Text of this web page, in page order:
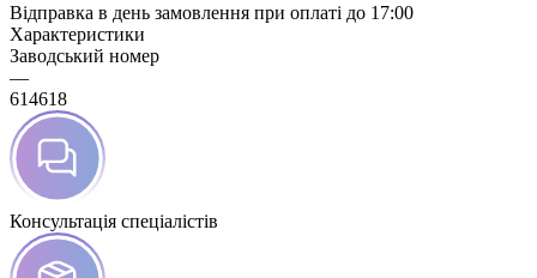
Відправка в день замовлення при оплаті до 17:00
Характеристики
Заводський номер
—
614618
Консультація спеціалістів